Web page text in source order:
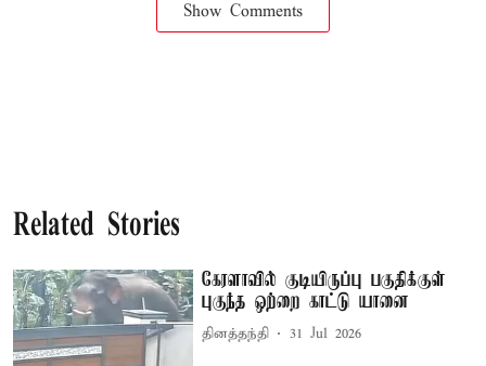
Show Comments
Related Stories
கேரளாவில் குடியிருப்பு பகுதிக்குள்
புகுந்த ஒற்றை காட்டு யானை
தினத்தந்தி 31 Jul 2026